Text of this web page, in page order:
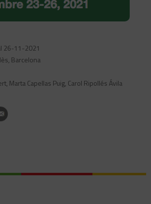
26-11-2021
Barcelona
Marta Capellas Puig, Carol Ripollés Ávila